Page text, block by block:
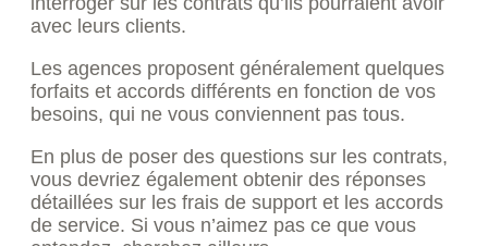
avec leurs clients.
Les agences proposent généralement quelques
forfaits et accords différents en fonction de vos
besoins, qui ne vous conviennent pas tous.
En plus de poser des questions sur les contrats,
vous devriez également obtenir des réponses
détaillées sur les frais de support et les accords
de service. Si vous n’aimez pas ce que vous